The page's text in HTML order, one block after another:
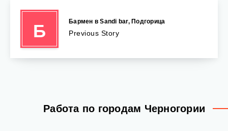
Б Бармен в Sandi bar, Подгорица
Previous Story
Работа по городам Черногории